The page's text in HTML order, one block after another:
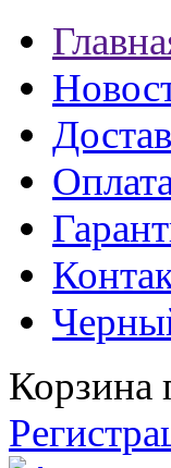
Корзина